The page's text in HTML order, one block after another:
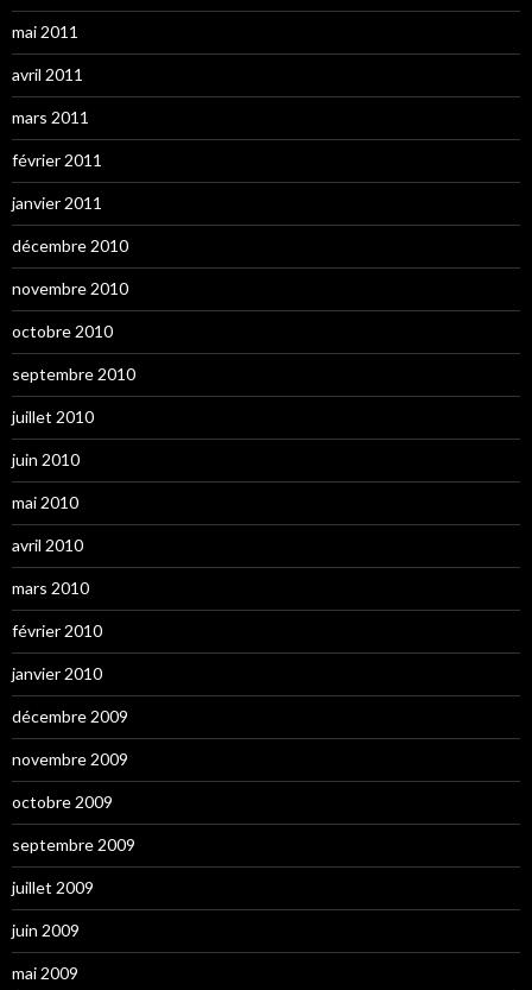
mai 2011
avril 2011
mars 2011
février 2011
janvier 2011
décembre 2010
novembre 2010
octobre 2010
septembre 2010
juillet 2010
juin 2010
mai 2010
avril 2010
mars 2010
février 2010
janvier 2010
décembre 2009
novembre 2009
octobre 2009
septembre 2009
juillet 2009
juin 2009
mai 2009